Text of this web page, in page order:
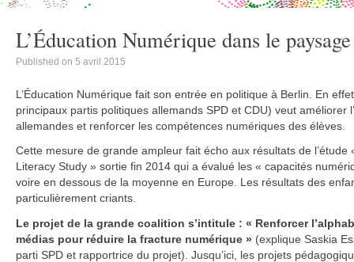
content
L’Éducation Numérique dans le
Published on 5 avril 2015
L’Éducation Numérique fait son entrée en politique à Berlin. En
principaux partis politiques allemands SPD et CDU) veut améliorer
allemandes et renforcer les compétences numériques des élèves.
Cette mesure de grande ampleur fait écho aux résultats de
Literacy Study » sortie fin 2014 qui a évalué les « capacités
voire en dessous de la moyenne en Europe. Les résultats des
particulièrement criants.
Le projet de la grande coalition s’intitule : « Renforcer
médias pour réduire la fracture numérique » (explique Saskia
parti SPD et rapportrice du projet). Jusqu’ici, les projets